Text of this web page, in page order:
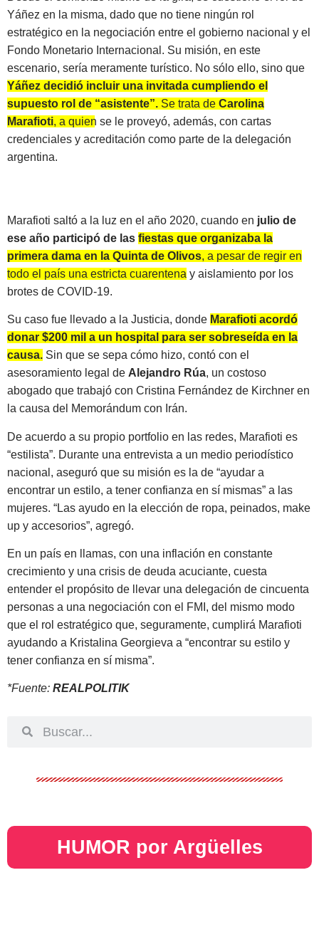
Yáñez en la misma, dado que no tiene ningún rol
estratégico en la negociación entre el gobierno nacional y el
Fondo Monetario Internacional. Su misión, en este
escenario, sería meramente turístico. No sólo ello, sino que
Yáñez decidió incluir una invitada cumpliendo el
supuesto rol de “asistente”. Se trata de Carolina
Marafioti, a quien se le proveyó, además, con cartas
credenciales y acreditación como parte de la delegación
argentina.
Marafioti saltó a la luz en el año 2020, cuando en julio de
ese año participó de las fiestas que organizaba la
primera dama en la Quinta de Olivos, a pesar de regir en
todo el país una estricta cuarentena y aislamiento por los
brotes de COVID-19.
Su caso fue llevado a la Justicia, donde Marafioti acordó
donar $200 mil a un hospital para ser sobreseída en la
causa. Sin que se sepa cómo hizo, contó con el
asesoramiento legal de Alejandro Rúa, un costoso
abogado que trabajó con Cristina Fernández de Kirchner en
la causa del Memorándum con Irán.
De acuerdo a su propio portfolio en las redes, Marafioti es
“estilista”. Durante una entrevista a un medio periodístico
nacional, aseguró que su misión es la de “ayudar a
encontrar un estilo, a tener confianza en sí mismas” a las
mujeres. “Las ayudo en la elección de ropa, peinados, make
up y accesorios”, agregó.
En un país en llamas, con una inflación en constante
crecimiento y una crisis de deuda acuciante, cuesta
entender el propósito de llevar una delegación de cincuenta
personas a una negociación con el FMI, del mismo modo
que el rol estratégico que, seguramente, cumplirá Marafioti
ayudando a Kristalina Georgieva a “encontrar su estilo y
tener confianza en sí misma”.
*Fuente: REALPOLITIK
HUMOR por Argüelles​